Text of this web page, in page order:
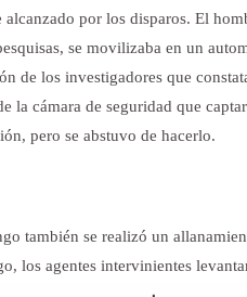
alcanzado por los disparos. El
se movilizaba en un
de los investigadores que
la cámara de seguridad que
pero se abstuvo de hacerlo.
también se realizó un
los agentes intervinientes